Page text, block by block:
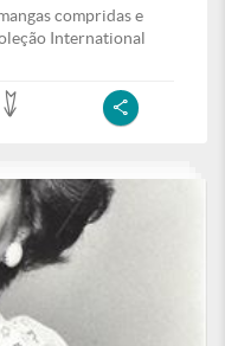
compridas e
International